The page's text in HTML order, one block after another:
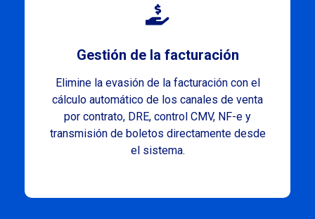
Gestión de la facturación
Elimine la evasión de la facturación con el
cálculo automático de los canales de venta
por contrato, DRE, control CMV, NF-e y
transmisión de boletos directamente desde
el sistema.